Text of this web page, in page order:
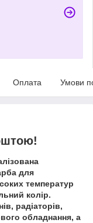
Оплата Умови
для
температур
колір.
радіаторів,
обладнання, а